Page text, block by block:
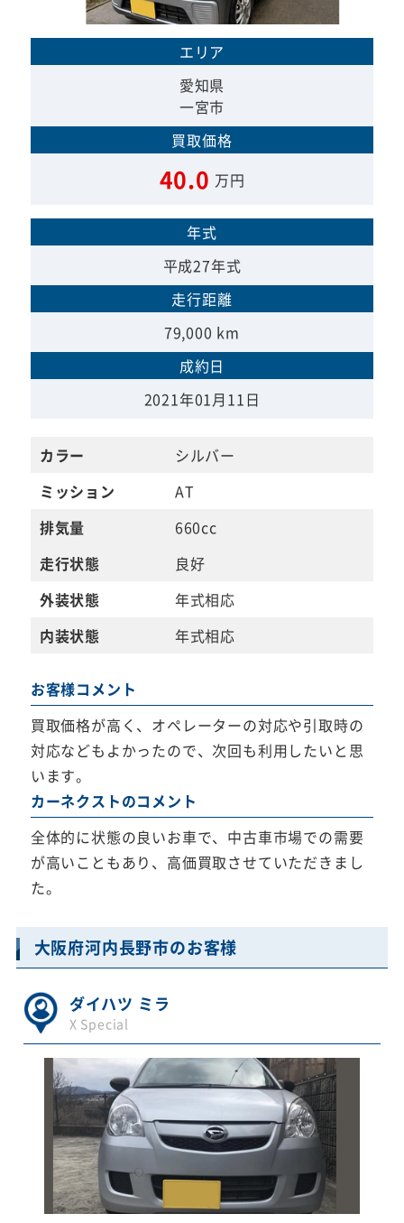
エリア
愛知県
一宮市
買取価格
40.0 万円
年式
平成27年式
走行距離
79,000 km
成約日
2021年01月11日
カラー
シルバー
ミッション
AT
排気量
660cc
走行状態
良好
外装状態
年式相応
内装状態
年式相応
お客様コメント
買取価格が高く、オペレーターの対応や引取時の
対応などもよかったので、次回も利用したいと思
います。
カーネクストのコメント
全体的に状態の良いお車で、中古車市場での需要
が高いこともあり、高価買取させていただきまし
た。
大阪府河内長野市のお客様
ダイハツ ミラ
X Special